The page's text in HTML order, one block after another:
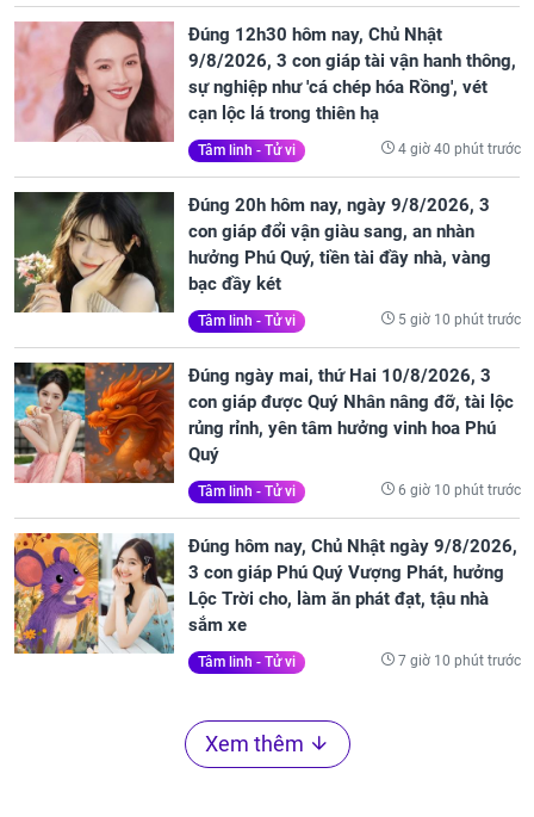
Đúng 12h30 hôm nay, Chủ Nhật
9/8/2026, 3 con giáp tài vận hanh thông,
sự nghiệp như 'cá chép hóa Rồng', vét
cạn lộc lá trong thiên hạ
Tâm linh - Tử vi 4 giờ 40 phút trước
Đúng 20h hôm nay, ngày 9/8/2026, 3
con giáp đổi vận giàu sang, an nhàn
hưởng Phú Quý, tiền tài đầy nhà, vàng
bạc đầy két
Tâm linh - Tử vi 5 giờ 10 phút trước
Đúng ngày mai, thứ Hai 10/8/2026, 3
con giáp được Quý Nhân nâng đỡ, tài lộc
rủng rỉnh, yên tâm hưởng vinh hoa Phú
Quý
Tâm linh - Tử vi 6 giờ 10 phút trước
Đúng hôm nay, Chủ Nhật ngày 9/8/2026,
3 con giáp Phú Quý Vượng Phát, hưởng
Lộc Trời cho, làm ăn phát đạt, tậu nhà
sắm xe
Tâm linh - Tử vi 7 giờ 10 phút trước
Xem thêm